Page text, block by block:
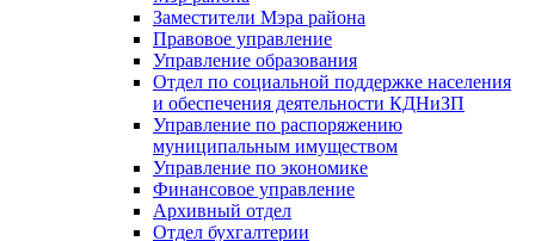
Заместители Мэра района
Правовое управление
Управление образования
Отдел по социальной поддержке населения
и обеспечения деятельности КДНиЗП
Управление по распоряжению
муниципальным имуществом
Управление по экономике
Финансовое управление
Архивный отдел
Отдел бухгалтерии